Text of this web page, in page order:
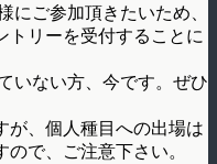
にご参加頂きたいため、
トリーを受付することに
いない方、今です。ぜひ
が、個人種目への出場は
で、ご注意下さい。